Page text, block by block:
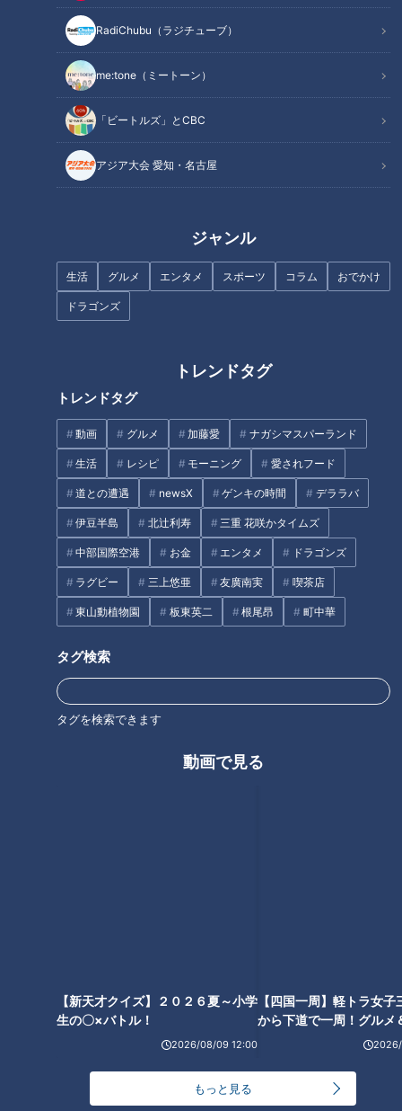
RadiChubu（ラジチューブ）
me:tone（ミートーン）
「ビートルズ」とCBC
アジア大会 愛知・名古屋
ジャンル
生活 グルメ エンタメ スポーツ コラム おでかけ
ドラゴンズ
トレンドタグ
トレンドタグ
動画 グルメ 加藤愛 ナガシマスパーランド
生活 レシピ モーニング 愛されフード
道との遭遇 newsX ゲンキの時間 デララバ
伊豆半島 北辻利寿 三重 花咲かタイムズ
中部国際空港 お金 エンタメ ドラゴンズ
ラグビー 三上悠亜 友廣南実 喫茶店
東山動植物園 板東英二 根尾昂 町中華
タグ検索
タグを検索できます
動画で見る
【新天才クイズ】２０２６夏～小学
生の〇×バトル！
2026/08/09 12:00
【四国一周】軽トラ女子
から下道で一周！グルメ
もっと見る
【日本縦断】軽トラ女子が本州
を縦断して絶景・絶品を巡る旅
⑧【道との遭遇】
「向いているかも」人生初のサ
アアイドル・三田悠貴の軽トラ
本州縦断の旅
フランス人は菓子店「シャトレ
ーゼ」の店名に顔を赤らめる？
PR TIMES
オススメ関連コンテンツ
伊豆半島最古の隧道で遭遇した
「初めて見た」という奇跡の瞬
道！？謎の横穴があるトンネ
ル！？WEB漫画家やしろあずき
道！？なぜ隧道に階段が？神奈
川県にある“謎の隧道”を道マニ